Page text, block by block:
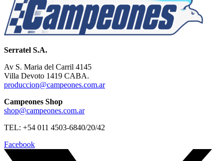
Serratel S.A.
Av S. Maria del Carril 4145
Villa Devoto 1419 CABA.
produccion@campeones.com.ar
Campeones Shop
shop@campeones.com.ar
TEL: +54 011 4503-6840/20/42
Facebook